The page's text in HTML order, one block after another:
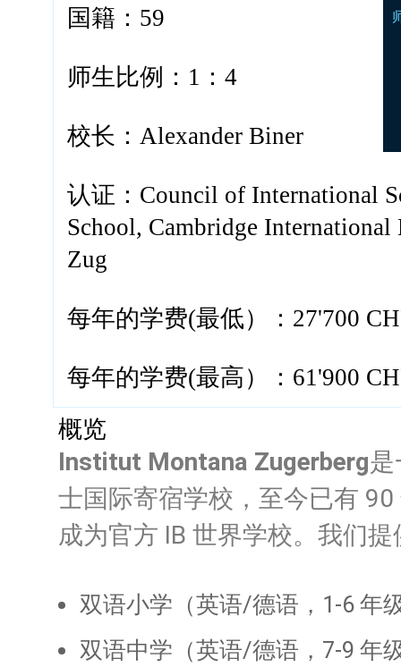
非洲
2023HKPEP中国外籍人員子女国际学校最具竞争力
2022香港最具教育竞争力中学50强龙虎榜<
2022香港最具教育竞争力国际学校20强龙虎榜
新闻
联系
国籍：59
师生比例：1：4
校长：Alexander Biner
认证：Council of International
School, Cambridge
Zug
每年的学费(最低）：27'700
每年的学费(最高）：61'900
概览
Institut Montana Zugerberg
士国际寄宿学校，至今已有
成为官方 IB 世界学校。 我们提
双语小学（英语/德语，1-6 年
双语中学（英语/德语，7-9 年